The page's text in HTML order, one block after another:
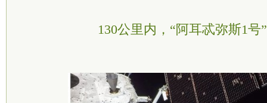
130公里内，“阿耳忒弥斯1号